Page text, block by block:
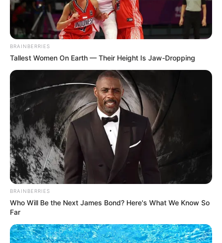
BRAINBERRIES
Tallest Women On Earth — Their Height Is Jaw-Dropping
BRAINBERRIES
Who Will Be the Next James Bond? Here's What We Know So
Far